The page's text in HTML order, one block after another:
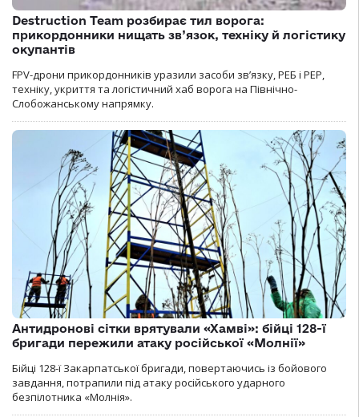
Destruction Team розбирає тил ворога:
прикордонники нищать зв’язок, техніку й логістику
окупантів
FPV-дрони прикордонників уразили засоби зв’язку, РЕБ і РЕР,
техніку, укриття та логістичний хаб ворога на Північно-
Слобожанському напрямку.
Антидронові сітки врятували «Хамві»: бійці 128-ї
бригади пережили атаку російської «Молнії»
Бійці 128-ї Закарпатської бригади, повертаючись із бойового
завдання, потрапили під атаку російського ударного
безпілотника «Молнія».